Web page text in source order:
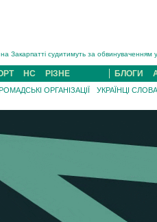
Закарпатті судитимуть за обвинуваченням у
полеглим на війні з росією захисником
із захисником Богданом Югасом, який
із Нанкова на Хустщині Юліана Гербея
з Виноградова Ігнат Роздяловський (ФОТО)...
із Чинадійова на Мукачівщині �...
НС РІЗНЕ БЛОГИ
ОРГАНІЗАЦІЇ УКРАЇНЦІ